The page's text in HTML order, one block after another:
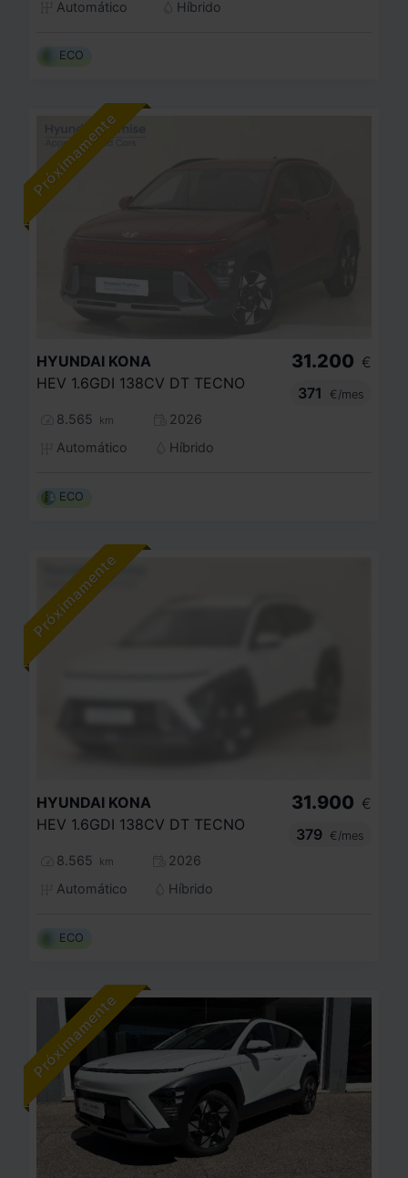
Automático Híbrido
ECO
HYUNDAI KONA
HEV 1.6GDI 138CV DT TECNO
8.565 km
2026
Automático
Híbrido
31.200 €
371
€/mes
ECO
HYUNDAI KONA
HEV 1.6GDI 138CV DT TECNO
8.565 km
2026
Automático
Híbrido
31.900 €
379
€/mes
ECO